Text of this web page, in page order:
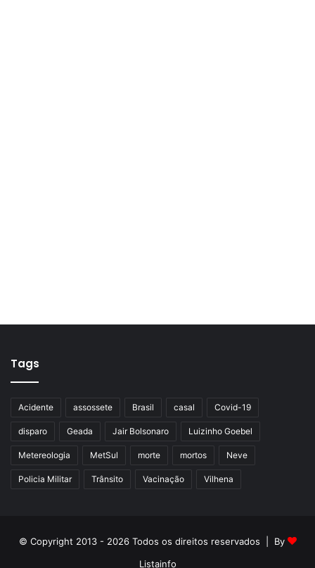
Tags
Acidente assossete Brasil casal Covid-19
disparo Geada Jair Bolsonaro Luizinho Goebel
Metereologia MetSul morte mortos Neve
Policia Militar Trânsito Vacinação Vilhena
© Copyright 2013 - 2026 Todos os direitos reservados | By
Listainfo